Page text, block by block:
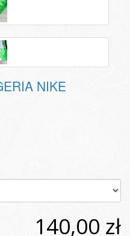
NIKE
140,00 zł